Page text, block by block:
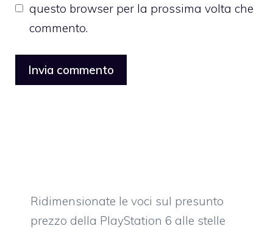
questo browser per la prossima volta che
commento.
Ridimensionate le voci sul presunto
prezzo della PlayStation 6 alle stelle